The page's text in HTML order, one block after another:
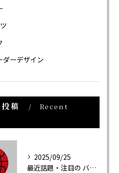
ダーデザイン
稿
Recent
2025/09/25
最近話題・注目の バスケットボール関連新商品の紹介